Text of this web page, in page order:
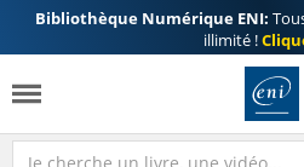
Bibliothèque Numérique ENI:
illimité !